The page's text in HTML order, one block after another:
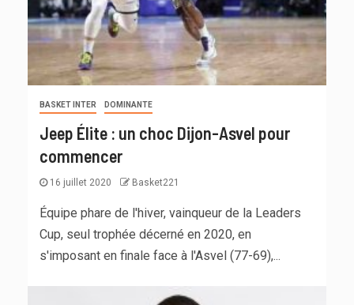
BASKET INTER DOMINANTE
Jeep Élite : un choc Dijon-Asvel pour
commencer
16 juillet 2020 Basket221
Équipe phare de l'hiver, vainqueur de la Leaders
Cup, seul trophée décerné en 2020, en
s'imposant en finale face à l'Asvel (77-69),...